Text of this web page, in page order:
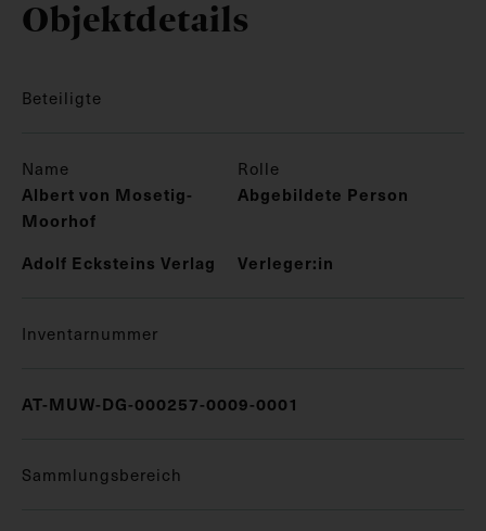
Objektdetails
Beteiligte
Name Rolle
Albert von Mosetig-
Moorhof
Abgebildete Person
Adolf Ecksteins Verlag Verleger:in
Inventarnummer
AT-MUW-DG-000257-0009-0001
Sammlungsbereich